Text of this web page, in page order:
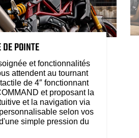
DE POINTE
et fonctionnalités
attendent au tournant
de 4″ fonctionnant
et proposant la
et la navigation via
selon vos
simple pression du